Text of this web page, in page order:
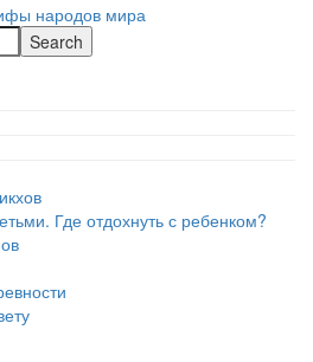
Где отдохнуть с ребенком?